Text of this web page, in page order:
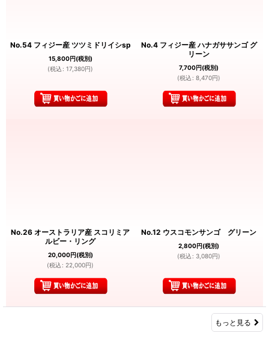
No.54 フィジー産 ツツミドリイシsp
15,800円(税別)
(税込 : 17,380円)
No.4 フィジー産 ハナガササンゴ グ
リーン
7,700円(税別)
(税込 : 8,470円)
No.26 オーストラリア産 スコリミア
ルビー・リング
20,000円(税別)
(税込 : 22,000円)
No.12 ウスコモンサンゴ グリーン
2,800円(税別)
(税込 : 3,080円)
もっと見る